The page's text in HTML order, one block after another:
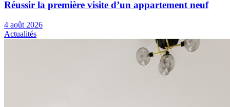
Réussir la première visite d’un appartement neuf
4 août 2026
Actualités